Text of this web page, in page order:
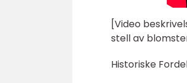
[Video
stell av
Historiske